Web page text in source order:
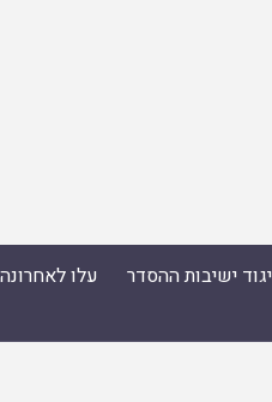
ישיבות ההסדר עלו לאחרונה